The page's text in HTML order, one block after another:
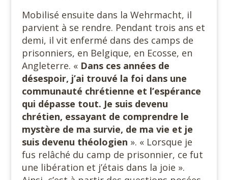
Mobilisé ensuite dans la Wehrmacht, il
parvient à se rendre. Pendant trois ans et
demi, il vit enfermé dans des camps de
prisonniers, en Belgique, en Ecosse, en
Angleterre. « Dans ces années de
désespoir, j’ai trouvé la foi dans une
communauté chrétienne et l’espérance
qui dépasse tout. Je suis devenu
chrétien, essayant de comprendre le
mystère de ma survie, de ma vie et je
suis devenu théologien ». « Lorsque je
fus relâché du camp de prisonnier, ce fut
une libération et j’étais dans la joie ».